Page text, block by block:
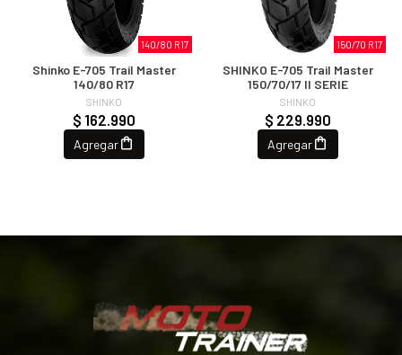
140/80 R17
Shinko E-705 Trail Master
140/80 R17
SHINKO
$ 162.990
Agregar
150/70 R17
SHINKO E-705 Trail Master
150/70/17 II SERIE
SHINKO
$ 229.990
Agregar